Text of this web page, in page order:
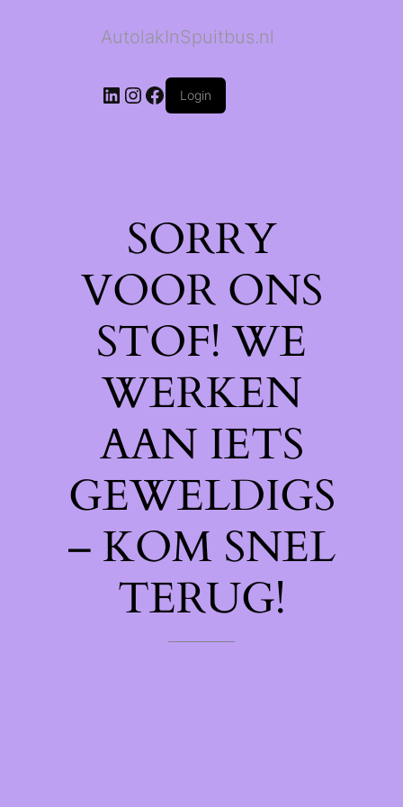
AutolakInSpuitbus.nl
LinkedIn
Instagram
Facebook
Login
SORRY
VOOR ONS
STOF! WE
WERKEN
AAN IETS
GEWELDIGS
– KOM SNEL
TERUG!